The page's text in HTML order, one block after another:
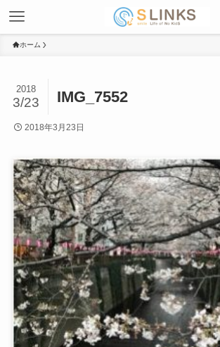
ホーム
IMG_7552
2018
3/23
2018年3月23日